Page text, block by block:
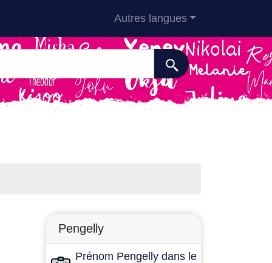
Autres langues
Pengelly
Prénom Pengelly dans le